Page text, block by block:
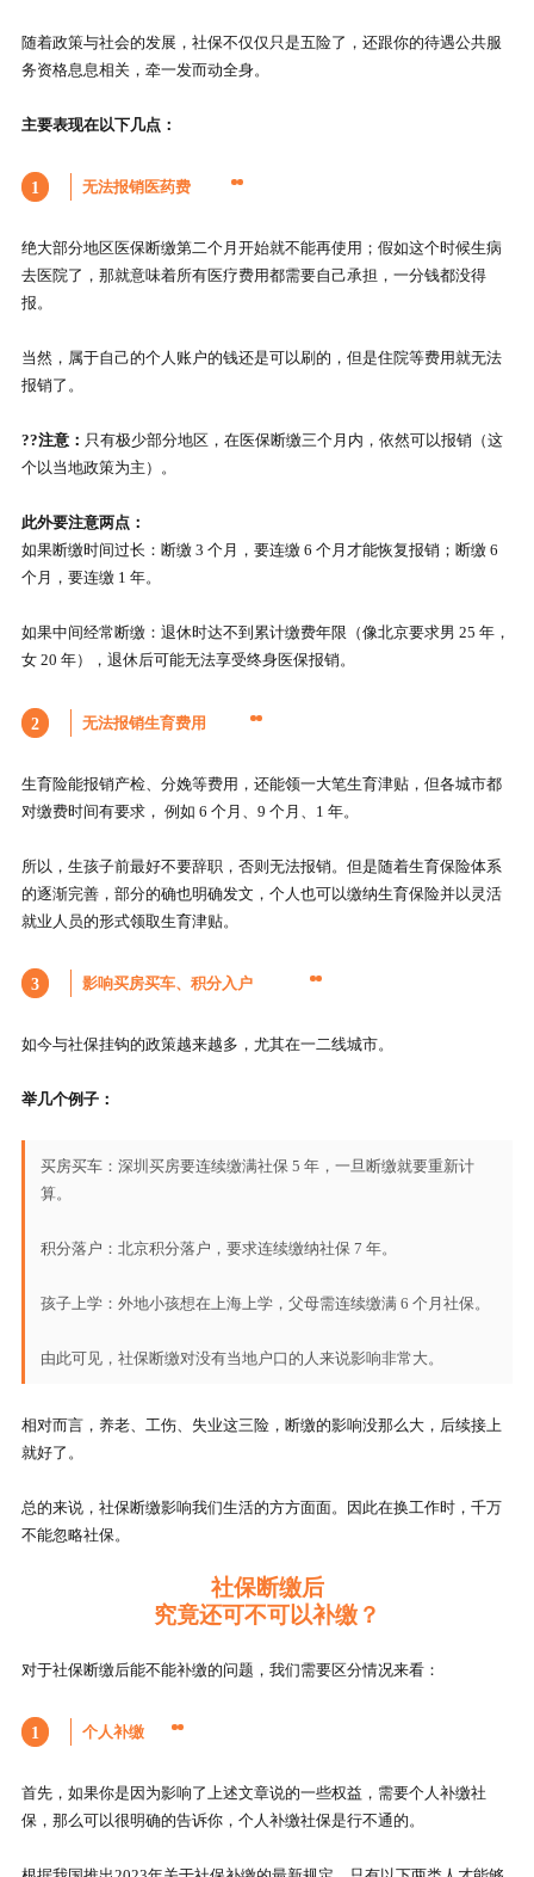
随着政策与社会的发展，社保不仅仅只是五险了，还跟你的待遇公共服
务资格息息相关，牵一发而动全身。
主要表现在以下几点：
1 无法报销医药费
绝大部分地区医保断缴第二个月开始就不能再使用；假如这个时候生病
去医院了，那就意味着所有医疗费用都需要自己承担，一分钱都没得
报。
当然，属于自己的个人账户的钱还是可以刷的，但是住院等费用就无法
报销了。
??注意： 只有极少部分地区，在医保断缴三个月内，依然可以报销（这
个以当地政策为主）。
此外要注意两点：
如果断缴时间过长：断缴 3 个月，要连缴 6 个月才能恢复报销；断缴 6
个月，要连缴 1 年。
如果中间经常断缴：退休时达不到累计缴费年限（像北京要求男 25 年，
女 20 年），退休后可能无法享受终身医保报销。
2 无法报销生育费用
生育险能报销产检、分娩等费用，还能领一大笔生育津贴，但各城市都
对缴费时间有要求， 例如 6 个月、9 个月、1 年。
所以，生孩子前最好不要辞职，否则无法报销。但是随着生育保险体系
的逐渐完善，部分的确也明确发文，个人也可以缴纳生育保险并以灵活
就业人员的形式领取生育津贴。
3 影响买房买车、积分入户
如今与社保挂钩的政策越来越多，尤其在一二线城市。
举几个例子：
买房买车：深圳买房要连续缴满社保 5 年，一旦断缴就要重新计
算。
积分落户：北京积分落户，要求连续缴纳社保 7 年。
孩子上学：外地小孩想在上海上学，父母需连续缴满 6 个月社保。
由此可见，社保断缴对没有当地户口的人来说影响非常大。
相对而言，养老、工伤、失业这三险，断缴的影响没那么大，后续接上
就好了。
总的来说，社保断缴影响我们生活的方方面面。因此在换工作时，千万
不能忽略社保。
社保断缴后
究竟还可不可以补缴？
对于社保断缴后能不能补缴的问题，我们需要区分情况来看：
1 个人补缴
首先，如果你是因为影响了上述文章说的一些权益，需要个人补缴社
保，那么可以很明确的告诉你，个人补缴社保是行不通的。